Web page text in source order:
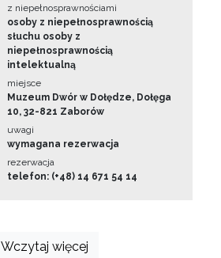
z niepełnosprawnościami
osoby z niepełnosprawnością
słuchu osoby z
niepełnosprawnością
intelektualną
miejsce
Muzeum Dwór w Dołędze, Dołęga
10, 32-821 Zaborów
uwagi
wymagana rezerwacja
rezerwacja
telefon: (+48) 14 671 54 14
Wczytaj więcej